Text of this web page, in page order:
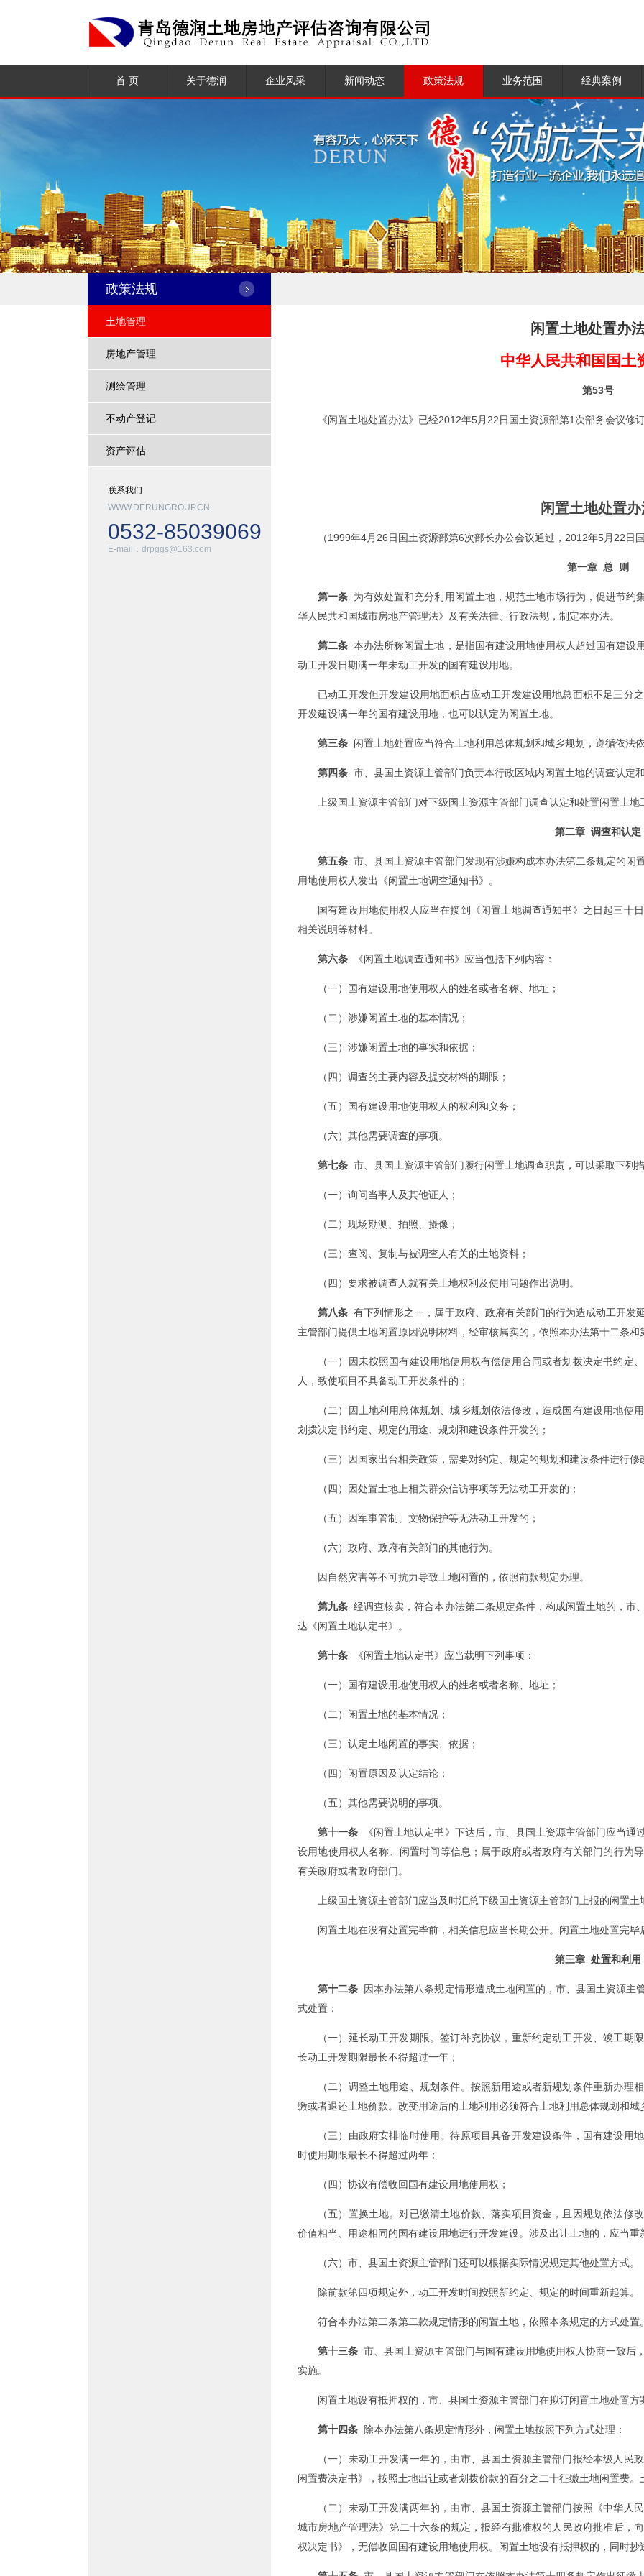
首 页 关于德润
组织架构
大事记
企业风采 新闻动态
行业新闻
政策法规
土地管理
房地产管理
测绘管理
不动产登记
资产评估
业务范围
土地与房地产评
估
咨询顾问
测绘登记服务
物业管理服务
房地产营销代理
及媒体业务
经典案例
政策法规
土地管理
房地产管理
测绘管理
不动产登记
资产评估
联系我们
WWW.DERUNGROUP.CN
0532-85039069
E-mail：drpggs@163.com
闲置土地处置办
中华人民共和国国土
第53号
《闲置土地处置办法》已经2012年5月22日国土资源部第1次部务会议
闲置土地处置
（1999年4月26日国土资源部第6次部长办公会议通过，2012年5月22日
第一章 总 则
第一条 为有效处置和充分利用闲置土地，规范土地市场行为，促进节约
华人民共和国城市房地产管理法》及有关法律、行政法规，制定本办法。
第二条 本办法所称闲置土地，是指国有建设用地使用权人超过国有建设
动工开发日期满一年未动工开发的国有建设用地。
已动工开发但开发建设用地面积占应动工开发建设用地总面积不足三分
开发建设满一年的国有建设用地，也可以认定为闲置土地。
第三条 闲置土地处置应当符合土地利用总体规划和城乡规划，遵循依法
第四条 市、县国土资源主管部门负责本行政区域内闲置土地的调查认定
上级国土资源主管部门对下级国土资源主管部门调查认定和处置闲置土
第二章 调查和认定
第五条 市、县国土资源主管部门发现有涉嫌构成本办法第二条规定的闲
用地使用权人发出《闲置土地调查通知书》。
国有建设用地使用权人应当在接到《闲置土地调查通知书》之日起三十
相关说明等材料。
第六条 《闲置土地调查通知书》应当包括下列内容：
（一）国有建设用地使用权人的姓名或者名称、地址；
（二）涉嫌闲置土地的基本情况；
（三）涉嫌闲置土地的事实和依据；
（四）调查的主要内容及提交材料的期限；
（五）国有建设用地使用权人的权利和义务；
（六）其他需要调查的事项。
第七条 市、县国土资源主管部门履行闲置土地调查职责，可以采取下列
（一）询问当事人及其他证人；
（二）现场勘测、拍照、摄像；
（三）查阅、复制与被调查人有关的土地资料；
（四）要求被调查人就有关土地权利及使用问题作出说明。
第八条 有下列情形之一，属于政府、政府有关部门的行为造成动工开发
主管部门提供土地闲置原因说明材料，经审核属实的，依照本办法第十二条和
（一）因未按照国有建设用地使用权有偿使用合同或者划拨决定书约定
人，致使项目不具备动工开发条件的；
（二）因土地利用总体规划、城乡规划依法修改，造成国有建设用地使
划拨决定书约定、规定的用途、规划和建设条件开发的；
（三）因国家出台相关政策，需要对约定、规定的规划和建设条件进行修
（四）因处置土地上相关群众信访事项等无法动工开发的；
（五）因军事管制、文物保护等无法动工开发的；
（六）政府、政府有关部门的其他行为。
因自然灾害等不可抗力导致土地闲置的，依照前款规定办理。
第九条 经调查核实，符合本办法第二条规定条件，构成闲置土地的，市
达《闲置土地认定书》。
第十条 《闲置土地认定书》应当载明下列事项：
（一）国有建设用地使用权人的姓名或者名称、地址；
（二）闲置土地的基本情况；
（三）认定土地闲置的事实、依据；
（四）闲置原因及认定结论；
（五）其他需要说明的事项。
第十一条 《闲置土地认定书》下达后，市、县国土资源主管部门应当通
设用地使用权人名称、闲置时间等信息；属于政府或者政府有关部门的行为
有关政府或者政府部门。
上级国土资源主管部门应当及时汇总下级国土资源主管部门上报的闲置
闲置土地在没有处置完毕前，相关信息应当长期公开。闲置土地处置完
第三章 处置和利用
第十二条 因本办法第八条规定情形造成土地闲置的，市、县国土资源主
式处置：
（一）延长动工开发期限。签订补充协议，重新约定动工开发、竣工期
长动工开发期限最长不得超过一年；
（二）调整土地用途、规划条件。按照新用途或者新规划条件重新办理
缴或者退还土地价款。改变用途后的土地利用必须符合土地利用总体规划和城
（三）由政府安排临时使用。待原项目具备开发建设条件，国有建设用
时使用期限最长不得超过两年；
（四）协议有偿收回国有建设用地使用权；
（五）置换土地。对已缴清土地价款、落实项目资金，且因规划依法修
价值相当、用途相同的国有建设用地进行开发建设。涉及出让土地的，应当
（六）市、县国土资源主管部门还可以根据实际情况规定其他处置方式。
除前款第四项规定外，动工开发时间按照新约定、规定的时间重新起算。
符合本办法第二条第二款规定情形的闲置土地，依照本条规定的方式处置
第十三条 市、县国土资源主管部门与国有建设用地使用权人协商一致后
实施。
闲置土地设有抵押权的，市、县国土资源主管部门在拟订闲置土地处置
第十四条 除本办法第八条规定情形外，闲置土地按照下列方式处理：
（一）未动工开发满一年的，由市、县国土资源主管部门报经本级人民
闲置费决定书》，按照土地出让或者划拨价款的百分之二十征缴土地闲置费
（二）未动工开发满两年的，由市、县国土资源主管部门按照《中华人
城市房地产管理法》第二十六条的规定，报经有批准权的人民政府批准后，
权决定书》，无偿收回国有建设用地使用权。闲置土地设有抵押权的，同时抄